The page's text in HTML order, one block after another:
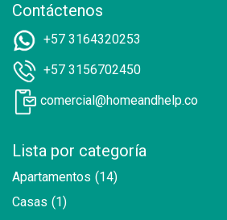
Contáctenos
+57 3164320253
+57 3156702450
comercial@homeandhelp.co
Lista por categoría
Apartamentos (14)
Casas (1)